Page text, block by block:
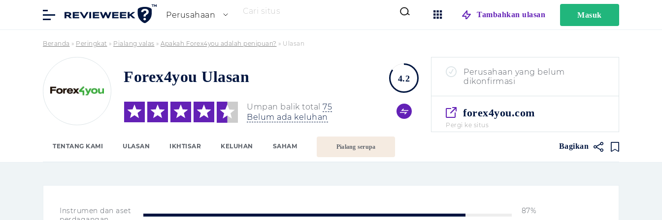
Perusahaan Cari situs Tambahkan ulasan Masuk
Beranda » Peringkat » Pialang valas » Apakah Forex4you adalah penipuan? » Ulasan
Forex4you Ulasan
Umpan balik total 75
Belum ada keluhan
4.2
Perusahaan yang belum
dikonfirmasi
forex4you.com
Pergi ke situs
TENTANG KAMI ULASAN IKHTISAR KELUHAN SAHAM Pialang serupa Bagikan
Instrumen dan aset
87%